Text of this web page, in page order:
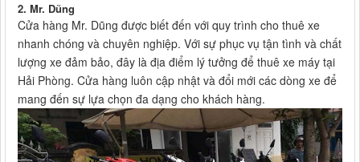
2. Mr. Dũng
Cửa hàng Mr. Dũng được biết đến với quy trình cho thuê xe
nhanh chóng và chuyên nghiệp. Với sự phục vụ tận tình và chất
lượng xe đảm bảo, đây là địa điểm lý tưởng để thuê xe máy tại
Hải Phòng. Cửa hàng luôn cập nhật và đổi mới các dòng xe để
mang đến sự lựa chọn đa dạng cho khách hàng.